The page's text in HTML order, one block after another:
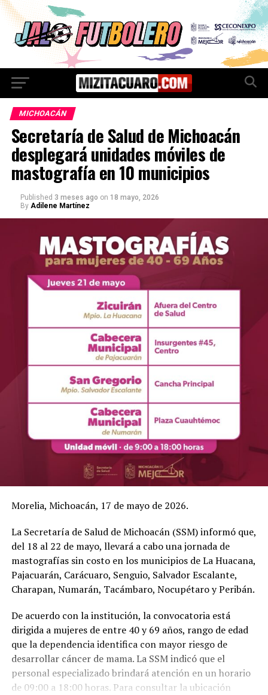
MICHOACÁN
Secretaría de Salud de Michoacán
desplegará unidades móviles de
mastografía en 10 municipios
Published 3 meses ago on 18 mayo, 2026
By Adilene Martínez
Morelia, Michoacán, 17 de mayo de 2026.
La Secretaría de Salud de Michoacán (SSM) informó que,
del 18 al 22 de mayo, llevará a cabo una jornada de
mastografías sin costo en los municipios de La Huacana,
Pajacuarán, Carácuaro, Senguio, Salvador Escalante,
Charapan, Numarán, Tacámbaro, Nocupétaro y Peribán.
De acuerdo con la institución, la convocatoria está
dirigida a mujeres de entre 40 y 69 años, rango de edad
que la dependencia identifica con mayor riesgo de
desarrollar cáncer de mama. La SSM indicó que el
personal especializado brindará atención en un horario
de 09:00 a 18:00 horas. Para consultar la ubicación